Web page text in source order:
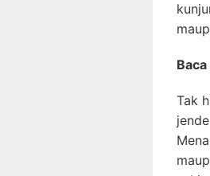
Tak